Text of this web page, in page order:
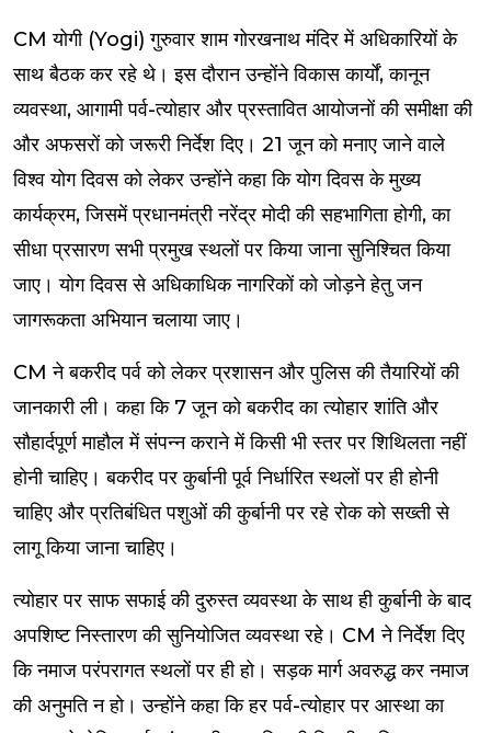
CM योगी (Yogi) गुरुवार शाम गोरखनाथ मंदिर में अधिकारियों के
साथ बैठक कर रहे थे। इस दौरान उन्होंने विकास कार्यों, कानून
व्यवस्था, आगामी पर्व-त्योहार और प्रस्तावित आयोजनों की समीक्षा की
और अफसरों को जरूरी निर्देश दिए। 21 जून को मनाए जाने वाले
विश्व योग दिवस को लेकर उन्होंने कहा कि योग दिवस के मुख्य
कार्यक्रम, जिसमें प्रधानमंत्री नरेंद्र मोदी की सहभागिता होगी, का
सीधा प्रसारण सभी प्रमुख स्थलों पर किया जाना सुनिश्चित किया
जाए। योग दिवस से अधिकाधिक नागरिकों को जोड़ने हेतु जन
जागरूकता अभियान चलाया जाए।
CM ने बकरीद पर्व को लेकर प्रशासन और पुलिस की तैयारियों की
जानकारी ली। कहा कि 7 जून को बकरीद का त्योहार शांति और
सौहार्दपूर्ण माहौल में संपन्न कराने में किसी भी स्तर पर शिथिलता नहीं
होनी चाहिए। बकरीद पर कुर्बानी पूर्व निर्धारित स्थलों पर ही होनी
चाहिए और प्रतिबंधित पशुओं की कुर्बानी पर रहे रोक को सख्ती से
लागू किया जाना चाहिए।
त्योहार पर साफ सफाई की दुरुस्त व्यवस्था के साथ ही कुर्बानी के बाद
अपशिष्ट निस्तारण की सुनियोजित व्यवस्था रहे। CM ने निर्देश दिए
कि नमाज परंपरागत स्थलों पर ही हो। सड़क मार्ग अवरुद्ध कर नमाज
की अनुमति न हो। उन्होंने कहा कि हर पर्व-त्योहार पर आस्था का